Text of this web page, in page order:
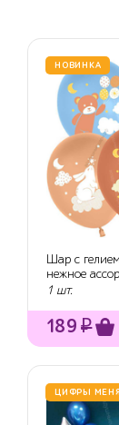
НОВИНКА
Шар с
нежное
1 шт.
189 ₽
ЦИФРЫ